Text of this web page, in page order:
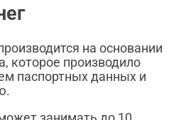
на основании
которое производило
паспортных данных и